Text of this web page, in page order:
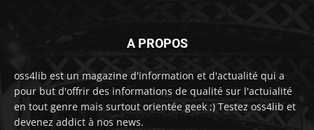
A PROPOS
oss4lib est un magazine d'information et d'actualité qui a
pour but d'offrir des informations de qualité sur l'actuialité
en tout genre mais surtout orientée geek ;) Testez oss4lib et
devenez addict à nos news.